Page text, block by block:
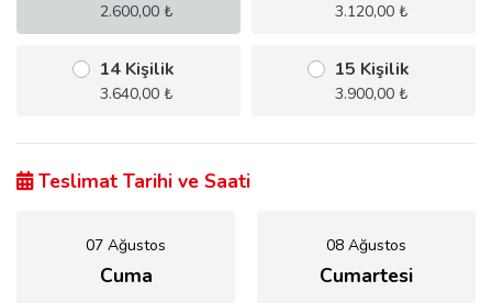
2.600,00 ₺ 3.120,00 ₺
14 Kişilik
3.640,00 ₺
15 Kişilik
3.900,00 ₺
Teslimat Tarihi ve Saati
07 Ağustos
Cuma
08 Ağustos
Cumartesi